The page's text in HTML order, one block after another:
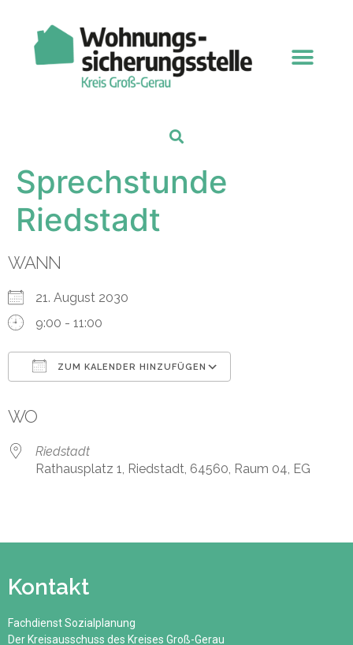
Sprechstunde
Riedstadt
WANN
21. August 2030
9:00 - 11:00
ZUM KALENDER HINZUFÜGEN
WO
Riedstadt
Rathausplatz 1, Riedstadt, 64560, Raum 04, EG
Kontakt
Fachdienst Sozialplanung
Der Kreisausschuss des Kreises Groß-Gerau